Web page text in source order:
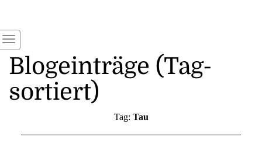
Blogeinträge (Tag-
sortiert)
Tag: Tau